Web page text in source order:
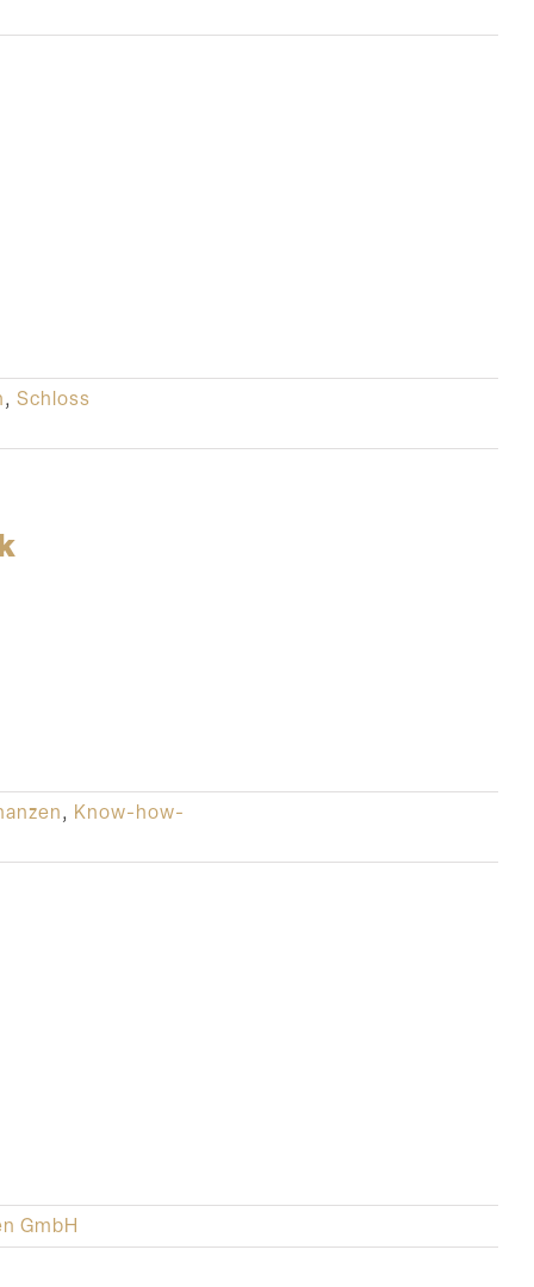
, Schloss
, Know-how-
GmbH